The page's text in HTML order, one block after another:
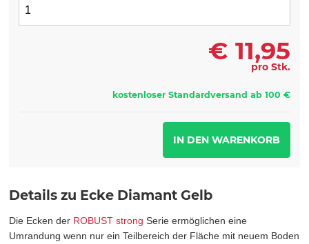
€ 11,95
pro Stk.
kostenloser Standardversand ab 100 €
Details zu Ecke Diamant Gelb
Die Ecken der ROBUST strong Serie ermöglichen eine
Umrandung wenn nur ein Teilbereich der Fläche mit neuem Boden